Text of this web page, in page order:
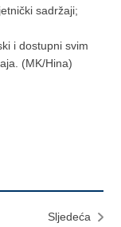
sadržaji;
i dostupni svim
(MK/Hina)
Sljedeća